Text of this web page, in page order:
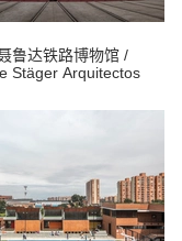
鲁达铁路博物馆 /
Stäger Arquitectos